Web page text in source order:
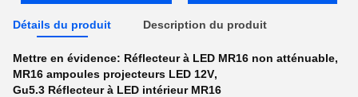
Détails du produit Description du produit
Mettre en évidence: Réflecteur à LED MR16 non atténuable,
MR16 ampoules projecteurs LED 12V,
Gu5.3 Réflecteur à LED intérieur MR16